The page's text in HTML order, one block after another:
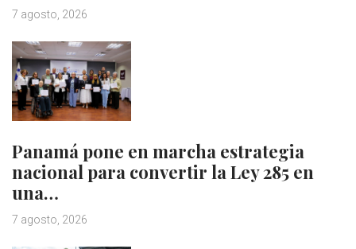
7 agosto, 2026
Panamá pone en marcha estrategia
nacional para convertir la Ley 285 en
una…
7 agosto, 2026